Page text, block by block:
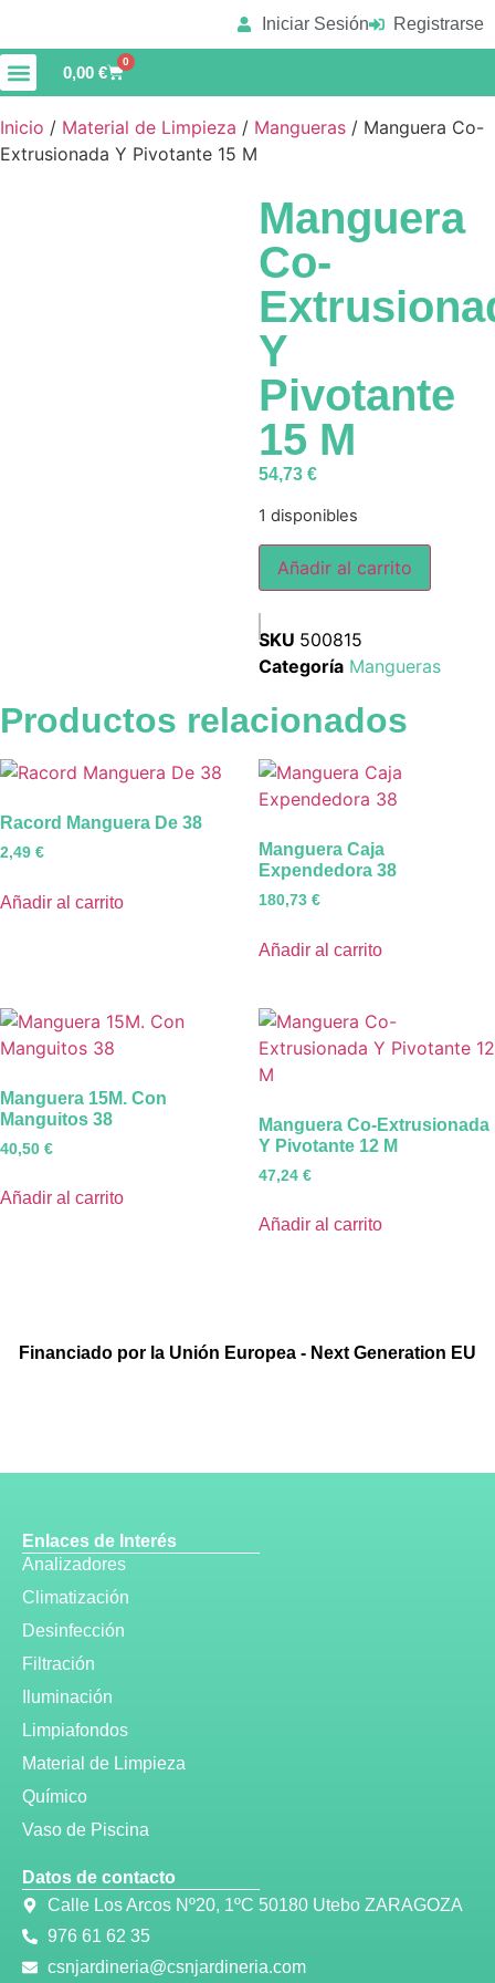
Iniciar Sesión Registrarse
0,00 €
0
Inicio / Material de Limpieza / Mangueras / Manguera Co-
Extrusionada Y Pivotante 15 M
Manguera
Co-
Y
Pivotante
15 M
54,73 €
1 disponibles
Añadir al carrito
SKU 500815
Categoría Mangueras
Productos relacionados
Racord Manguera De 38
2,49 €
Añadir al carrito
Manguera Caja
Expendedora 38
180,73 €
Añadir al carrito
Manguera 15M. Con
Manguitos 38
40,50 €
Añadir al carrito
Manguera Co-Extrusionada
Y Pivotante 12 M
47,24 €
Añadir al carrito
Financiado por la Unión Europea - Next Generation EU
Enlaces de Interés
Analizadores
Climatización
Desinfección
Filtración
Iluminación
Limpiafondos
Material de Limpieza
Químico
Vaso de Piscina
Datos de contacto
Calle Los Arcos Nº20, 1ºC 50180 Utebo ZARAGOZA
976 61 62 35
csnjardineria@csnjardineria.com